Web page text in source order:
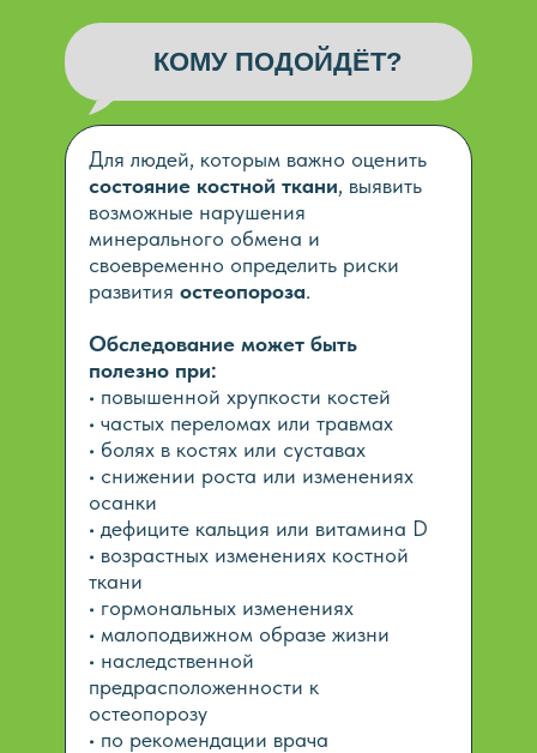
Для людей, которым важно оценить
состояние костной ткани, выявить
возможные нарушения
минерального обмена и
своевременно определить риски
развития остеопороза.
Обследование может быть
полезно при:
• повышенной хрупкости костей
• частых переломах или травмах
• болях в костях или суставах
• снижении роста или изменениях
осанки
• дефиците кальция или витамина D
• возрастных изменениях костной
ткани
• гормональных изменениях
• малоподвижном образе жизни
• наследственной
предрасположенности к
остеопорозу
• по рекомендации врача
КОМУ ПОДОЙДЁТ?